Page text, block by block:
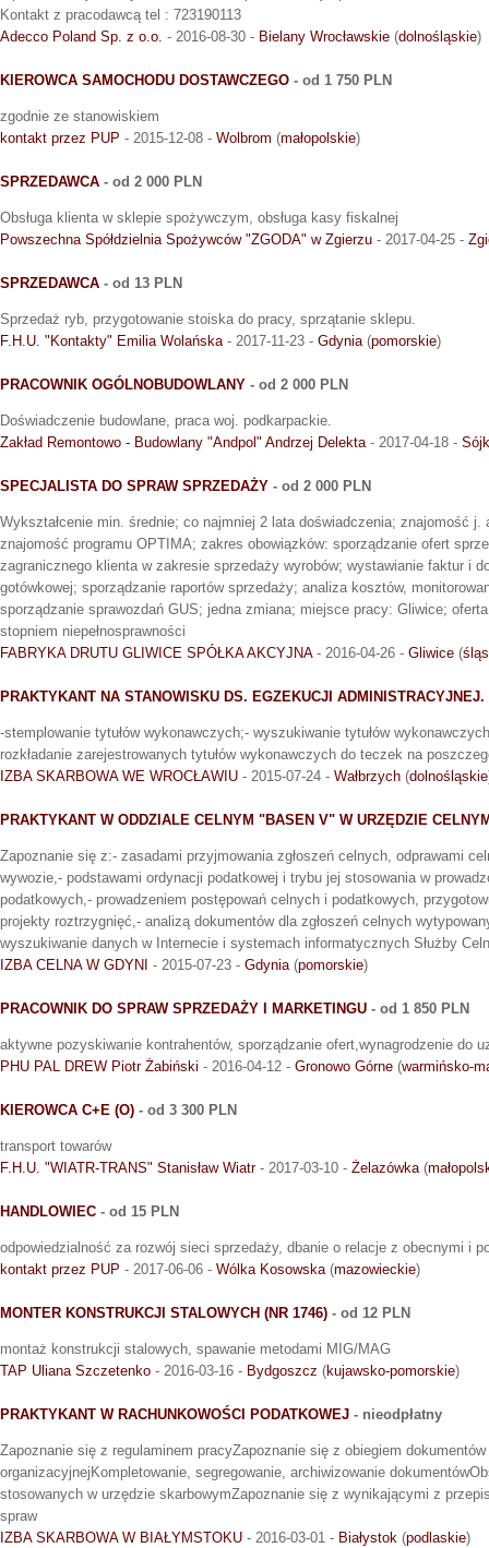
Kontakt z pracodawcą tel : 723190113
Adecco Poland Sp. z o.o. - 2016-08-30 - Bielany Wrocławskie (dolnośląskie)
KIEROWCA SAMOCHODU DOSTAWCZEGO - od 1 750 PLN
zgodnie ze stanowiskiem
kontakt przez PUP - 2015-12-08 - Wolbrom (małopolskie)
SPRZEDAWCA - od 2 000 PLN
Obsługa klienta w sklepie spożywczym, obsługa kasy fiskalnej
Powszechna Spółdzielnia Spożywców "ZGODA" w Zgierzu - 2017-04-25 -
SPRZEDAWCA - od 13 PLN
Sprzedaż ryb, przygotowanie stoiska do pracy, sprzątanie sklepu.
F.H.U. "Kontakty" Emilia Wolańska- 2017-11-23 - Gdynia(pomorskie)
PRACOWNIK OGÓLNOBUDOWLANY - od 2 000 PLN
Doświadczenie budowlane, praca woj. podkarpackie.
Zakład Remontowo - Budowlany "Andpol" Andrzej Delekta- 2017-04-18 -
SPECJALISTA DO SPRAW SPRZEDAŻY - od 2 000 PLN
Wykształcenie min. średnie; co najmniej 2 lata doświadczenia; znajomość j.
znajomość programu OPTIMA; zakres obowiązków: sporządzanie ofert
zagranicznego klienta w zakresie sprzedaży wyrobów; wystawianie faktur i
gotówkowej; sporządzanie raportów sprzedaży; analiza kosztów,
sporządzanie sprawozdań GUS; jedna zmiana; miejsce pracy: Gliwice;
stopniem niepełnosprawności
FABRYKA DRUTU GLIWICE SPÓŁKA AKCYJNA- 2016-04-26 - Gliwice (
PRAKTYKANT NA STANOWISKU DS. EGZEKUCJI ADMINISTRACYJNEJ.
-stemplowanie tytułów wykonawczych;- wyszukiwanie tytułów
rozkładanie zarejestrowanych tytułów wykonawczych do teczek na
IZBA SKARBOWA WE WROCŁAWIU - 2015-07-24 - Wałbrzych (dolnośląskie
PRAKTYKANT W ODDZIALE CELNYM "BASEN V" W URZĘDZIE
Zapoznanie się z:- zasadami przyjmowania zgłoszeń celnych, odprawami
wywozie,- podstawami ordynacji podatkowej i trybu jej stosowania w
podatkowych,- prowadzeniem postępowań celnych i podatkowych,
projekty roztrzygnięć,- analizą dokumentów dla zgłoszeń celnych
wyszukiwanie danych w Internecie i systemach informatycznych Służby
IZBA CELNA W GDYNI - 2015-07-23 - Gdynia(pomorskie)
PRACOWNIK DO SPRAW SPRZEDAŻY I MARKETINGU - od 1 850 PLN
aktywne pozyskiwanie kontrahentów, sporządzanie ofert,wynagrodzenie do
PHU PAL DREW Piotr Żabiński - 2016-04-12 - Gronowo Górne (warmińsko-
KIEROWCA C+E (O) - od 3 300 PLN
transport towarów
F.H.U. "WIATR-TRANS" Stanisław Wiatr- 2017-03-10 - Żelazówka(
HANDLOWIEC - od 15 PLN
odpowiedzialność za rozwój sieci sprzedaży, dbanie o relacje z obecnymi i
kontakt przez PUP - 2017-06-06 - Wólka Kosowska(mazowieckie)
MONTER KONSTRUKCJI STALOWYCH (NR 1746) - od 12 PLN
montaż konstrukcji stalowych, spawanie metodami MIG/MAG
TAP Uliana Szczetenko - 2016-03-16 - Bydgoszcz (kujawsko-pomorskie)
PRAKTYKANT W RACHUNKOWOŚCI PODATKOWEJ - nieodpłatny
Zapoznanie się z regulaminem pracyZapoznanie się z obiegiem
organizacyjnejKompletowanie, segregowanie, archiwizowanie
stosowanych w urzędzie skarbowymZapoznanie się z wynikającymi z
spraw
IZBA SKARBOWA W BIAŁYMSTOKU - 2016-03-01 - Białystok (podlaskie)